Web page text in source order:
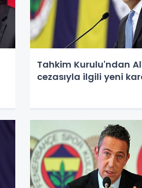
Tahkim Kurulu'ndan
cezasıyla ilgili yeni